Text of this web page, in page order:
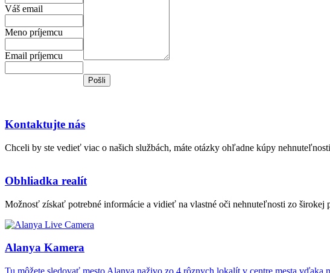
Váš email
Meno príjemcu
Email príjemcu
Kontaktujte nás
Chceli by ste vedieť viac o našich službách, máte otázky ohľadne kúpy
Obhliadka realít
Možnosť získať potrebné informácie a vidieť na vlastné oči nehnuteľnosti zo širokej
Alanya Kamera
Tu môžete sledovať mesto Alanya naživo zo 4 rôznych lokalít v centre mesta vďaka